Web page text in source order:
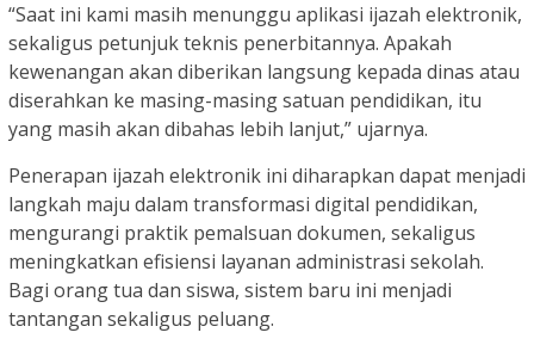
“Saat ini kami masih menunggu aplikasi ijazah elektronik,
sekaligus petunjuk teknis penerbitannya. Apakah
kewenangan akan diberikan langsung kepada dinas atau
diserahkan ke masing-masing satuan pendidikan, itu
yang masih akan dibahas lebih lanjut,” ujarnya.
Penerapan ijazah elektronik ini diharapkan dapat menjadi
langkah maju dalam transformasi digital pendidikan,
mengurangi praktik pemalsuan dokumen, sekaligus
meningkatkan efisiensi layanan administrasi sekolah.
Bagi orang tua dan siswa, sistem baru ini menjadi
tantangan sekaligus peluang.